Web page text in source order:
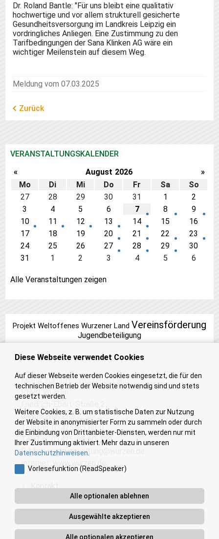
Dr. Roland Bantle: "Für uns bleibt eine qualitativ
hochwertige und vor allem strukturell gesicherte
Gesundheitsversorgung im Landkreis Leipzig ein
vordringliches Anliegen. Eine Zustimmung zu den
Tarifbedingungen der Sana Klinken AG wäre ein
wichtiger Meilenstein auf diesem Weg.
Meldung vom 07.03.2025
Zurück
VERANSTALTUNGSKALENDER
«
August 2026
»
Mo
Di Mi Do Fr Sa
So
27
28 29 30 31 1
2
3
4 5 6 7 8
9
10
11 12 13 14 15
16
17
18 19 20 21 22
23
24
25 26 27 28 29
30
31
1 2 3 4 5 6
Alle Veranstaltungen zeigen
Projekt Weltoffenes Wurzener Land Vereinsförderung
Jugendbeteiligung
Meine Zukunft - Wurzener Land
Stadt Wurzen
04808 Wurzen
Telefon: 03425/85 60-0
Telefax: 03425/85 60-119
E-Mail:stadtverwaltung@wurzen.de
Internet:
www.wurzen.de
Kontakt
Barrierefreiheit
Diese Webseite verwendet Cookies
Auf dieser Webseite werden Cookies eingesetzt, die für den
technischen Betrieb der Website notwendig sind und stets
gesetzt werden.
Weitere Cookies, z. B. um statistische Daten zur Nutzung
der Website in anonymisierter Form zu sammeln oder durch
die Einbindung von Drittanbieter-Diensten, werden nur mit
Ihrer Zustimmung aktiviert. Mehr dazu in unseren
Datenschutzhinweisen.
Vorlesefunktion (ReadSpeaker)
Alle optionalen ablehnen
Ausgewählte akzeptieren
Alle optionalen akzeptieren